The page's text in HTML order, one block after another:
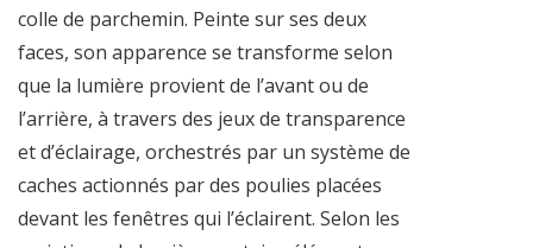
colle de parchemin. Peinte sur ses deux
faces, son apparence se transforme selon
que la lumière provient de l’avant ou de
l’arrière, à travers des jeux de transparence
et d’éclairage, orchestrés par un système de
caches actionnés par des poulies placées
devant les fenêtres qui l’éclairent. Selon les